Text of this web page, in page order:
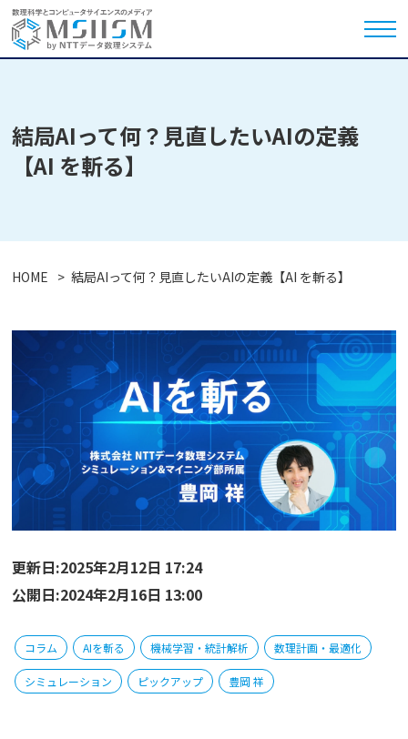
結局AIって何？見直したいAIの定義
【AI を斬る】
HOME 結局AIって何？見直したいAIの定義【AI を斬る】
更新日:2025年2月12日 17:24
公開日:2024年2月16日 13:00
コラム AIを斬る 機械学習・統計解析 数理計画・最適化
シミュレーション ピックアップ 豊岡 祥